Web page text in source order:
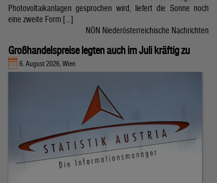
Photovoltaikanlagen gesprochen wird, liefert die Sonne noch
eine zweite Form […]
NÖN Niederösterreichische Nachrichten
Großhandelspreise legten auch im Juli kräftig zu
6. August 2026, Wien